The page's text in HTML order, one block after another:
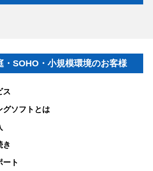
・SOHO・小規模環境のお客様
ス
グソフトとは
き
ート